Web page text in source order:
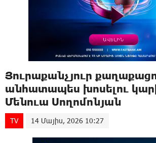
Յուրաքանչյուր
անհատապես խոսելու
Մենուա Սողոմոնյան
TV 14 Մայիս, 2026 10:27